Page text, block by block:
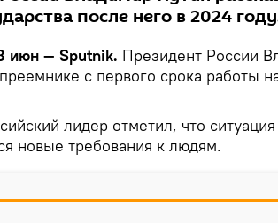
после него в 2024
— Sputnik. Президент России
с первого срока работы
лидер отметил, что
новые требования к людям.